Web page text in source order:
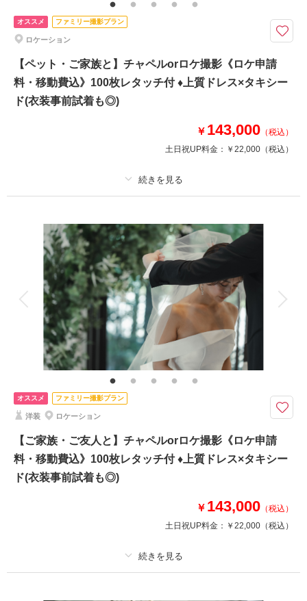
用料、衣装着用延長料、アテンド延長料、カメラマン延長料(乾杯まで)、造
花ブーケ、プランニング料 ※要別途サービス料
結婚式はしないけど、結婚の記念をしっかり残したい。ご家族との時間も大
切に残したいおふたりへ
チャペル撮影とご両家の会食付きプラン。皆さまのご希望にお応えして、会
食中もドレス着用が可能に。個室利用のためリラックスした空間でお食事い
ただけます。ご兄弟やご親族のご招待も可能ですので、お気軽にお問合せく
オススメ ファミリー撮影プラン
ロケーション
【ペット・ご家族と】チャペルorロケ撮影《ロケ申請
料・移動費込》100枚レタッチ付 ♦上質ドレス×タキシー
ド(衣装事前試着も◎)
￥ 143,000 （税込）
土日祝UP料金： ￥22,000 （税込）
撮影料 新婦衣装1着 新郎衣装1着
着付け ヘアメイク
アルバム データ 100 カット
衣装追加 会食 挙式
家族と撮影 家族用衣装レンタル ペットと撮影
その他含むもの
1時間撮影料、全データ色味補正、撮影場所までの移動費用・撮影申請料、
新婦様ヘアメイク、新郎小物、新婦小物、ドレス・タキシード使用料、お支
度部屋使用料 ※アテンド同行＋27,500円、和装へ変更の場合+33,000円
【ペット可のロケーションを紹介いたします】
大切なご家族の一員でもあるペットと叶える、記念に残るフォトウェディン
グ
特別な日だからこそ、おふたりもドレス・タキシードを身に纏い、大切なペ
ット一緒に撮影を。
結婚式には参加できないけど、前撮りではペットも一緒に、とご検討されて
このプランで撮影可能な撮影レポート
撮影日：2022年5月1日
オススメ ファミリー撮影プラン
洋装 ロケーション
【ご家族・ご友人と】チャペルorロケ撮影《ロケ申請
料・移動費込》100枚レタッチ付 ♦上質ドレス×タキシー
ド(衣装事前試着も◎)
￥ 143,000 （税込）
土日祝UP料金： ￥22,000 （税込）